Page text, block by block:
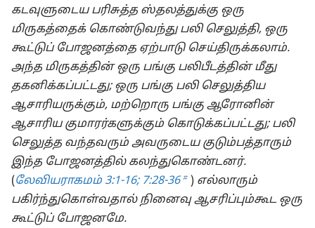
கடவுளுடைய பரிசுத்த ஸ்தலத்துக்கு ஒரு
மிருகத்தைக் கொண்டுவந்து பலி செலுத்தி, ஒரு
கூட்டுப் போஜனத்தை ஏற்பாடு செய்திருக்கலாம்.
அந்த மிருகத்தின் ஒரு பங்கு பலிபீடத்தின் மீது
தகனிக்கப்பட்டது; ஒரு பங்கு பலி செலுத்திய
ஆசாரியருக்கும், மற்றொரு பங்கு ஆரோனின்
ஆசாரிய குமாரர்களுக்கும் கொடுக்கப்பட்டது; பலி
செலுத்த வந்தவரும் அவருடைய குடும்பத்தாரும்
இந்த போஜனத்தில் கலந்துகொண்டனர்.
(லேவியராகமம் 3:1-16; 7:28-36 b ) எல்லாரும்
பகிர்ந்துகொள்வதால் நினைவு ஆசரிப்பும்கூட ஒரு
கூட்டுப் போஜனமே.